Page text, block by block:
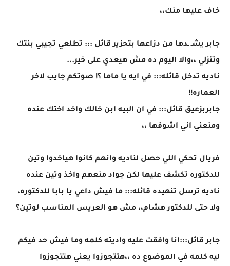
خاف عليها منك،،
جابر يشـ ـدها من دزاعها بتحزير قائل ::: تطلعي تجيبي بنتك
وتنزلي ،،والا اليوم ده مش هيعدي على خير...
ناديه تدخل قائله::: في ايه يا ماما ؟! صوتكم جايب لاخر
العماره!!
جابربزعيق قائل::: في ان البيه ابن خالك واخد اختك عنده
ومنعني اني اشوفها ،،
فريال تحكي اللي حصل لناديه وانهم كانوا هياخدوا وتين
للدكتوره تكشف عليها لكن جواد منعهم واخذ وتين عنده
ناديه ترسل تنهيده قائله::: ما فيش داعي يا بابا للدكتوره،
ولا حتى للدكتور هشام،، مش هو العريس المناسب لوتين؟
جابر قائل:::انا وافقت عليه واديته كلمه وما فيش حد فيكم
ليه كلمه في الموضوع ده ،،هتتجوزوا يعني هتتجوزوا